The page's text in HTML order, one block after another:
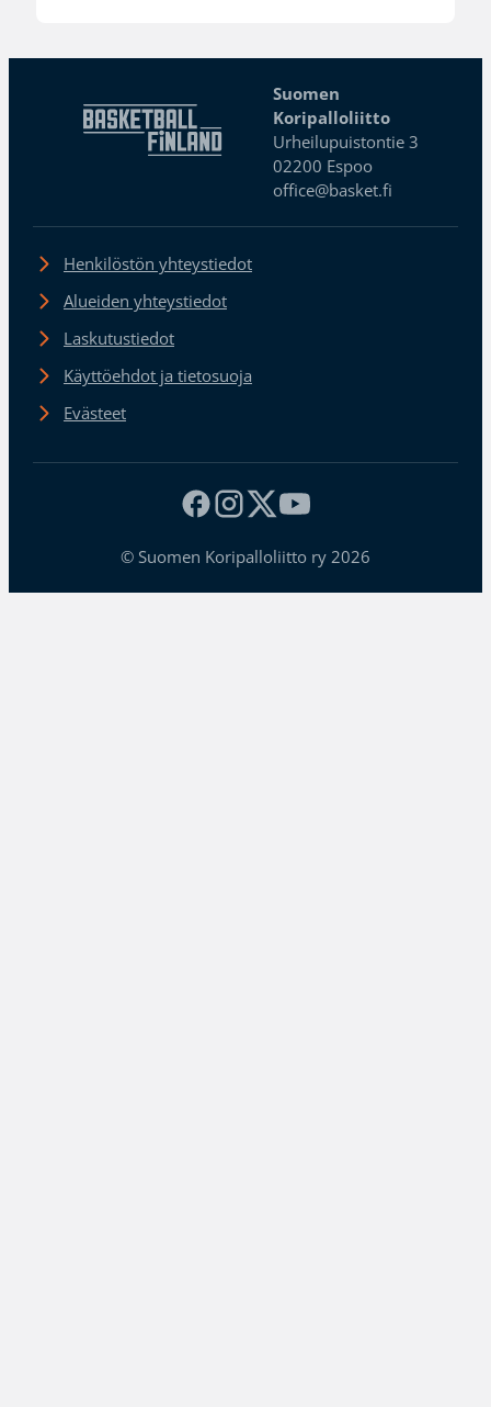
Suomen
Koripalloliitto
Urheilupuistontie 3
02200 Espoo
office@basket.fi
Henkilöstön yhteystiedot
Alueiden yhteystiedot
Laskutustiedot
Käyttöehdot ja tietosuoja
Evästeet
© Suomen Koripalloliitto ry 2026